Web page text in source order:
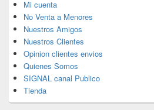
Mi cuenta
No Venta a Menores
Nuestros Amigos
Nuestros Clientes
Opinion clientes envios
Quienes Somos
SIGNAL canal Publico
Tienda